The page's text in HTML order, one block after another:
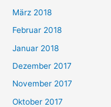
März 2018
Februar 2018
Januar 2018
Dezember 2017
November 2017
Oktober 2017